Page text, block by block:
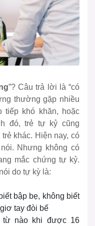
”? Câu trả lời là “có
thường gặp nhiều
tiếp khó khăn, hoặc
đó, trẻ tự kỷ cũng
khác. Hiện nay, có
Nhưng không có
mắc chứng tự kỷ.
do tự kỳ là:
bập bẹ, không biết
tay đòi bế
từ nào khi được 16